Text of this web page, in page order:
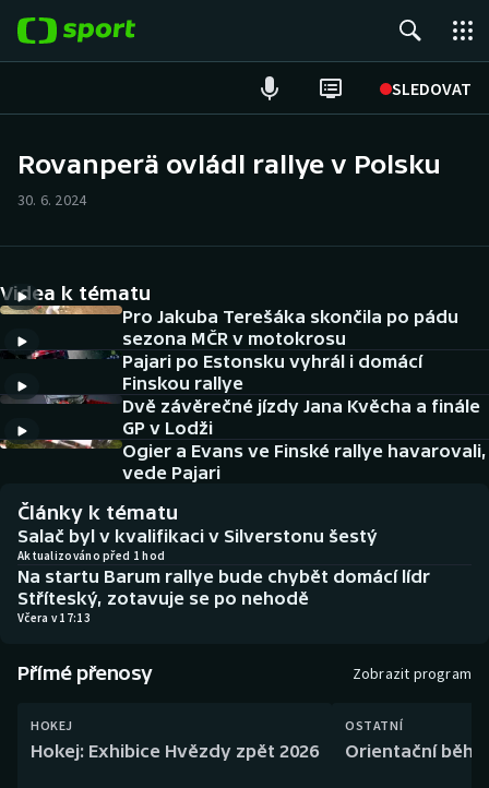
SLEDOVAT
Hokej
Tenis
Atletika
Cyklistika
DALŠÍ SPORTY
Americký fotbal
Baseball a softbal
Basketbal
Biatlon
Boby a skeleton
Curling
NEPŘEHLÉDNĚTE
Soutěže
Historické návraty
Aplikace ČT sport
AZ kvíz
Rovanperä ovládl rallye v Polsku
30. 6. 2024
Videa k tématu
Pro Jakuba Terešáka skončila po pádu
sezona MČR v motokrosu
Pajari po Estonsku vyhrál i domácí
Finskou rallye
Dvě závěrečné jízdy Jana Kvěcha a finále
GP v Lodži
Ogier a Evans ve Finské rallye havarovali,
vede Pajari
Články k tématu
Salač byl v kvalifikaci v Silverstonu šestý
Aktualizováno před 1 hod
Na startu Barum rallye bude chybět domácí lídr
Stříteský, zotavuje se po nehodě
Včera v 17:13
Přímé přenosy Zobrazit program
HOKEJ
Hokej: Exhibice Hvězdy zpět 2026
OSTATNÍ
Orientační běh: